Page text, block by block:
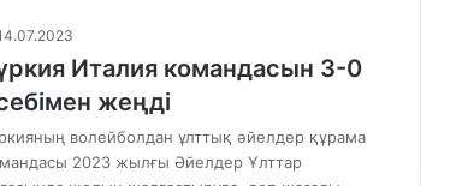
Италия командасын 3-0
жеңді
волейболдан ұлттық әйелдер құрама
2023 жылғы Әйелдер Ұлттар